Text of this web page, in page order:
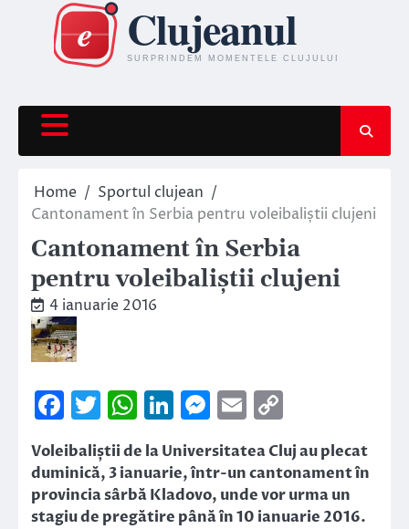
content
Home
Sportul clujean
Cantonament în Serbia pentru voleibaliștii clujeni
Cantonament în Serbia
pentru voleibaliștii clujeni
4 ianuarie 2016
Facebook
Twitter
WhatsApp
LinkedIn
Messenger
Email
Link
Voleibaliștii de la Universitatea Cluj au plecat
duminică, 3 ianuarie, într-un cantonament în
provincia sârbă Kladovo, unde vor urma un
stagiu de pregătire până în 10 ianuarie 2016.